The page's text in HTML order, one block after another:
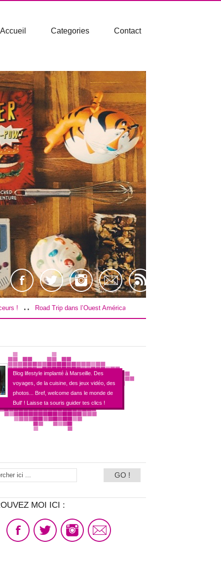
Accueil Categories Contact
Trip dans l’Ouest Américain : Le budget !
Blog lifestyle implanté à Marseille. Des
voyages, de la cuisine, des jeux vidéo, des
photos... Bref, welcome dans le monde de
Bull' ! Laisse ta souris guider tes clics !
MOI ICI :